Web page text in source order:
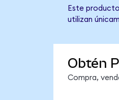
Este
utilizan
Obtén
Compra,